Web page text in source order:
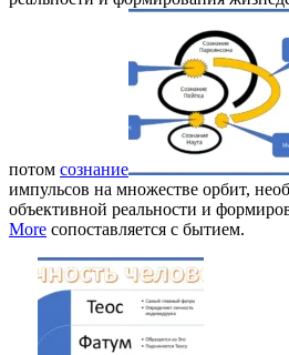
потом сознание
импульсов на множестве орбит,
объективной реальности и
More сопоставляется с бытием.